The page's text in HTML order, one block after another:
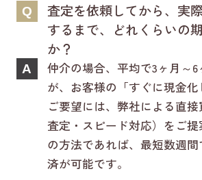
是非一度ご覧ください(^^♪
Q
査定を依頼してから、実
するまで、どれくらいの
か？
A
仲介の場合、平均で3ヶ月～
が、お客様の「すぐに現金化
ご要望には、弊社による直
査定・スピード対応）をご提
の方法であれば、最短数週
済が可能です。